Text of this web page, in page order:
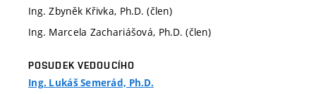
Ing. Zbyněk Křivka, Ph.D. (člen)
Ing. Marcela Zachariášová, Ph.D. (člen)
POSUDEK VEDOUCÍHO
Ing. Lukáš Semerád, Ph.D.